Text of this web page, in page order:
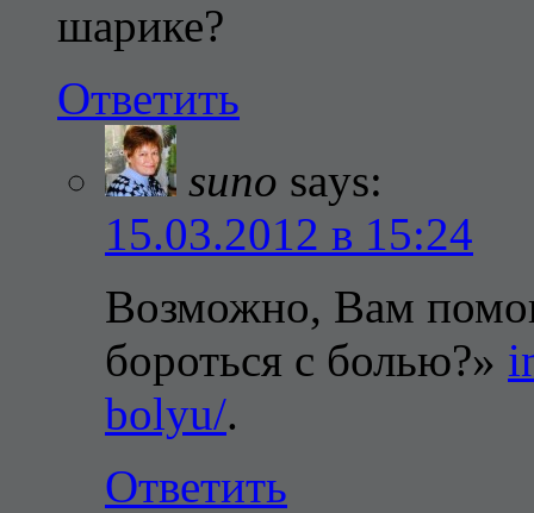
шарике?
Ответить
suno says:
15.03.2012 в 15:24
Возможно, Вам
бороться с болью?»
bolyu/.
Ответить